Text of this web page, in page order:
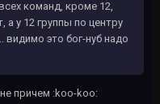
команд, кроме 12,
а у 12 группы по центру
видимо это бог-нуб надо
причем :koo-koo: